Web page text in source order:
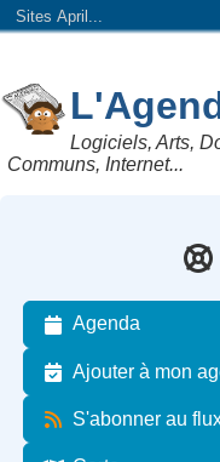
Sites April...
Logiciels, Arts,
Communs, Internet...
Agenda
Ajouter à mon
S'abonner au